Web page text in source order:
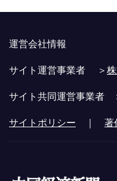
運営会社情報
サイト運営事業者 ＞
サイト共同運営事業者
サイトポリシー ｜ 著